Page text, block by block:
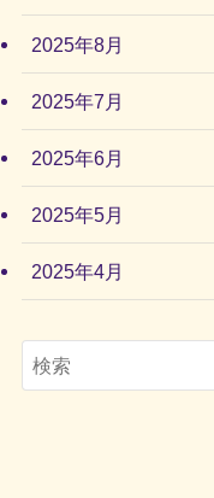
2025年8月
2025年7月
2025年6月
2025年5月
2025年4月